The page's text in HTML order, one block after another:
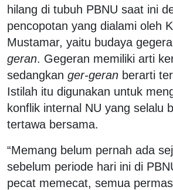
hilang di tubuh PBNU saat ini
pencopotan yang dialami oleh
Mustamar, yaitu budaya
geran. Gegeran memiliki arti
sedangkan ger-geran berarti
Istilah itu digunakan untuk
konflik internal NU yang selalu
tertawa bersama.
“Memang belum pernah ada
sebelum periode hari ini di
pecat memecat, semua